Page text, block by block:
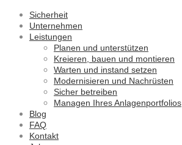
Sicherheit
Unternehmen
Leistungen
Planen und unterstützen
Kreieren, bauen und montieren
Warten und instand setzen
Modernisieren und Nachrüsten
Sicher betreiben
Managen Ihres Anlagenportfolios
Blog
FAQ
Kontakt